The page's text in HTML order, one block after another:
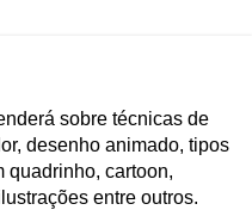
sobre técnicas de
desenho animado, tipos
quadrinho, cartoon,
entre outros.